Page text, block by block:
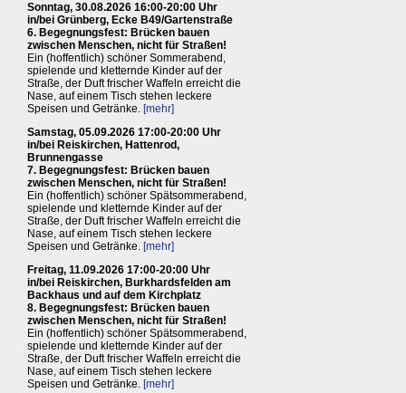
Sonntag, 30.08.2026 16:00-20:00 Uhr
in/bei Grünberg, Ecke B49/Gartenstraße
6. Begegnungsfest: Brücken bauen
zwischen Menschen, nicht für Straßen!
Ein (hoffentlich) schöner Sommerabend,
spielende und kletternde Kinder auf der
Straße, der Duft frischer Waffeln erreicht die
Nase, auf einem Tisch stehen leckere
Speisen und Getränke. [mehr]
Samstag, 05.09.2026 17:00-20:00 Uhr
in/bei Reiskirchen, Hattenrod,
Brunnengasse
7. Begegnungsfest: Brücken bauen
zwischen Menschen, nicht für Straßen!
Ein (hoffentlich) schöner Spätsommerabend,
spielende und kletternde Kinder auf der
Straße, der Duft frischer Waffeln erreicht die
Nase, auf einem Tisch stehen leckere
Speisen und Getränke. [mehr]
Freitag, 11.09.2026 17:00-20:00 Uhr
in/bei Reiskirchen, Burkhardsfelden am
Backhaus und auf dem Kirchplatz
8. Begegnungsfest: Brücken bauen
zwischen Menschen, nicht für Straßen!
Ein (hoffentlich) schöner Spätsommerabend,
spielende und kletternde Kinder auf der
Straße, der Duft frischer Waffeln erreicht die
Nase, auf einem Tisch stehen leckere
Speisen und Getränke. [mehr]